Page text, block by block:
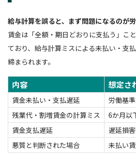
給与計算を誤ると、まず問題になるのが労
賃金は「全額・期日どおりに支払う」こ
ており、給与計算ミスによる未払い・支
締まられます。
内容 想定さ
賃金未払い・支払遅延
労働基
残業代・割増賃金の計算ミス
6か月以
賃金支払遅延
遅延損
悪質と判断された場合
未払い